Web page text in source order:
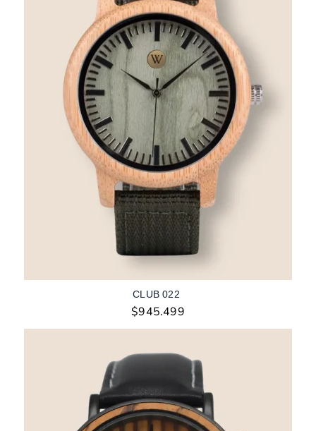
CLUB 022
$945.499